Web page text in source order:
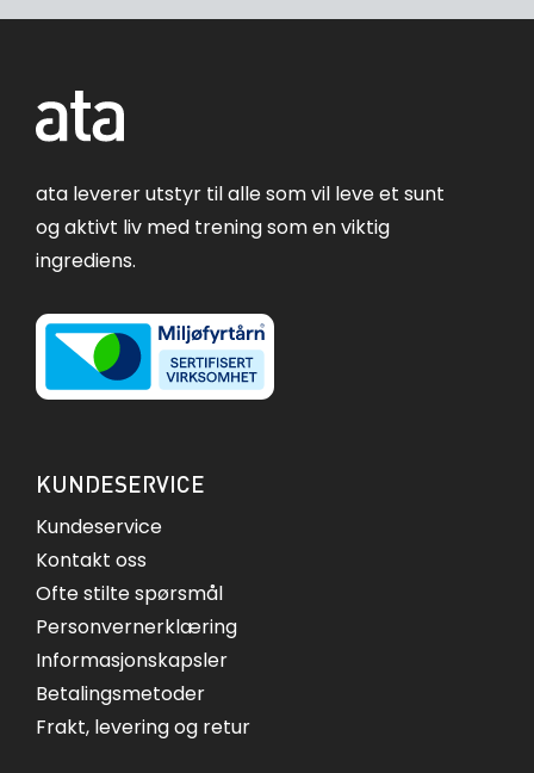
ata leverer utstyr til alle som vil leve et sunt
og aktivt liv med trening som en viktig
ingrediens.
KUNDESERVICE
Kundeservice
Kontakt oss
Ofte stilte spørsmål
Personvernerklæring
Informasjonskapsler
Betalingsmetoder
Frakt, levering og retur